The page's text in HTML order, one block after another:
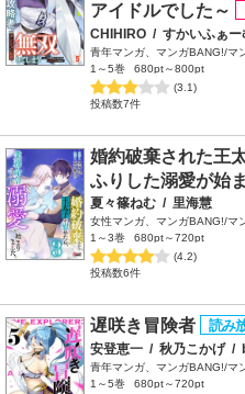
アイドルでした～
CHIHIRO / すかいふぁー
青年マンガ、マンガBANG!/マ
1～5巻
680pt～800pt
(3.1)
投稿数7件
婚約破棄された王
ふりした溺愛が始
夏々篠ねむ / 里海慧
女性マンガ、マンガBANG!/マ
1～3巻
680pt～720pt
(4.2)
投稿数6件
遅咲き冒険者
安登恵一 / 秋乃こかげ /
青年マンガ、マンガBANG!/マ
1～5巻
680pt～720pt